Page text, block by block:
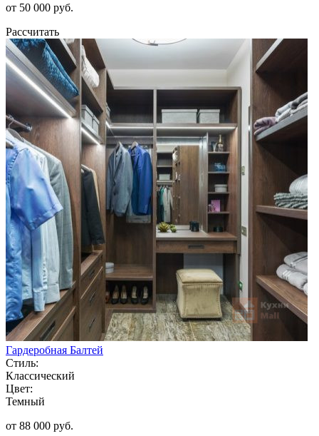
от 50 000 руб.
Рассчитать
Гардеробная Балтей
Стиль:
Классический
Цвет:
Темный
от 88 000 руб.